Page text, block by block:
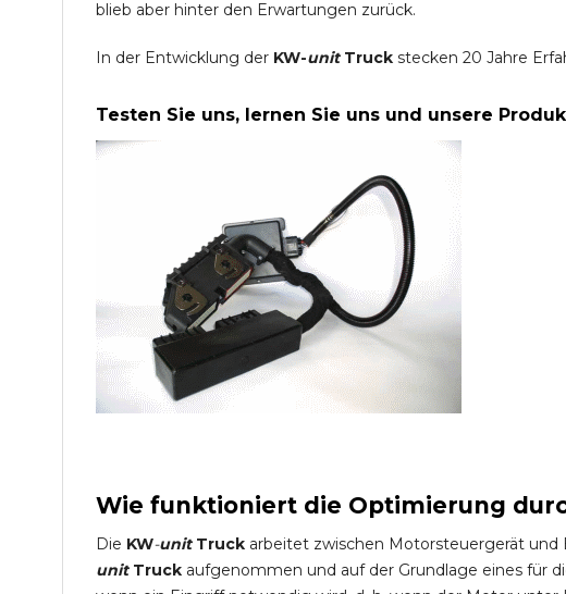
blieb aber hinter den Erwartungen zurück.
In der Entwicklung der KW-unitTruck stecken 20 Jahre
Testen Sie uns, lernen Sie uns und unsere
Wie funktioniert die Optimierung
Die KW-unit Truck arbeitet zwischen Motorsteuergerät
unit Truck aufgenommen und auf der Grundlage eines für